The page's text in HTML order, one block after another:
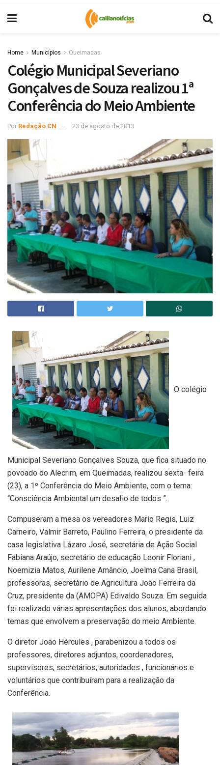
Home Municípios Queimadas
Colégio Municipal Severiano
Gonçalves de Souza realizou 1ª
Conferência do Meio Ambiente
Por Redação CN 23 de agosto de 2013
O colégio
Municipal Severiano Gonçalves Souza, que fica situado no
povoado do Alecrim, em Queimadas, realizou sexta- feira
(23), a 1º Conferência do Meio Ambiente, com o tema:
“Consciência Ambiental um desafio de todos ”.
Compuseram a mesa os vereadores Mario Regis, Luiz
Carneiro, Valmir Barreto, Paulino Ferreira, o presidente da
casa legislativa Lázaro José, secretária de Ação Social
Fabiana Araújo, secretário de educação Leonir Floriani ,
Noemizia Matos, Aurilene Amâncio, Joelma Cana Brasil,
professoras, secretário de Agricultura João Ferreira da
Cruz, presidente da (AMOPA) Edivaldo Souza. Em seguida
foi realizado várias apresentações dos alunos, abordando
temas que envolvem a preservação do meio Ambiente.
O diretor João Hércules , parabenizou a todos os
professores, diretores adjuntos, coordenadores,
supervisores, secretários, autoridades , funcionários e
voluntários que contribuíram para a realização da
Conferência.